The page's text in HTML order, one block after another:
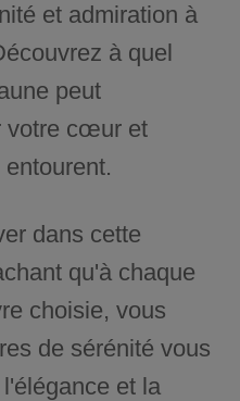
et admiration à
à quel
peut
votre cœur et
dans cette
qu'à chaque
choisie, vous
de sérénité vous
et la